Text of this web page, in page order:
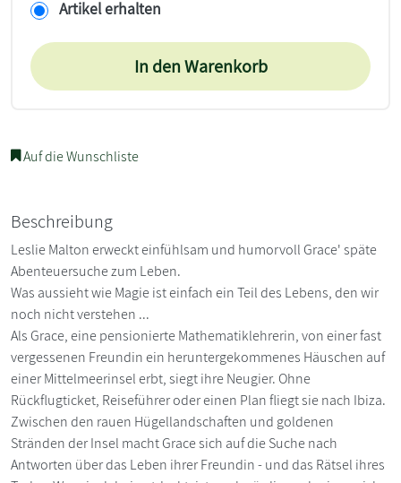
Artikel erhalten
In den Warenkorb
Auf die Wunschliste
Beschreibung
Leslie Malton erweckt einfühlsam und humorvoll Grace' späte
Abenteuersuche zum Leben.
Was aussieht wie Magie ist einfach ein Teil des Lebens, den wir
noch nicht verstehen ...
Als Grace, eine pensionierte Mathematiklehrerin, von einer fast
vergessenen Freundin ein heruntergekommenes Häuschen auf
einer Mittelmeerinsel erbt, siegt ihre Neugier. Ohne
Rückflugticket, Reiseführer oder einen Plan fliegt sie nach Ibiza.
Zwischen den rauen Hügellandschaften und goldenen
Stränden der Insel macht Grace sich auf die Suche nach
Antworten über das Leben ihrer Freundin - und das Rätsel ihres